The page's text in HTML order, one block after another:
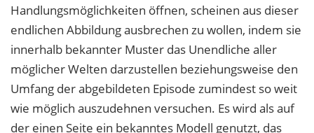
Handlungsmöglichkeiten öffnen, scheinen aus dieser
endlichen Abbildung ausbrechen zu wollen, indem sie
innerhalb bekannter Muster das Unendliche aller
möglicher Welten darzustellen beziehungsweise den
Umfang der abgebildeten Episode zumindest so weit
wie möglich auszudehnen versuchen. Es wird als auf
der einen Seite ein bekanntes Modell genutzt, das